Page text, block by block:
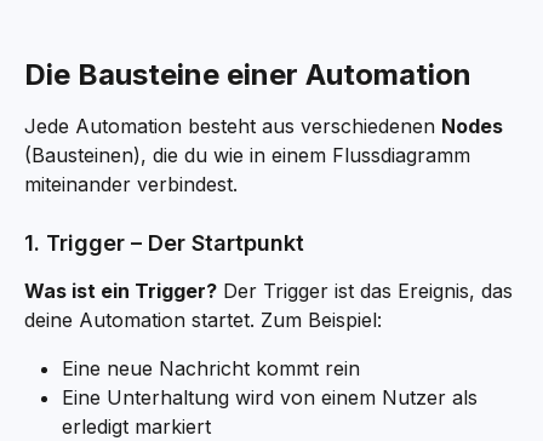
Die Bausteine einer Automation
Jede Automation besteht aus verschiedenen Nodes
(Bausteinen), die du wie in einem Flussdiagramm
miteinander verbindest.
1. Trigger – Der Startpunkt
Was ist ein Trigger? Der Trigger ist das Ereignis, das
deine Automation startet. Zum Beispiel:
Eine neue Nachricht kommt rein
Eine Unterhaltung wird von einem Nutzer als
erledigt markiert